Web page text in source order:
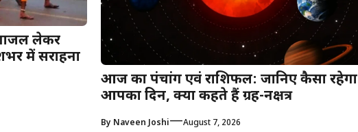
लेकर
में सराहना
आज का पंचांग एवं राशिफल: जानिए कैसा रहेगा
आपका दिन, क्या कहते हैं ग्रह-नक्षत्र
By Naveen Joshi—August 7, 2026